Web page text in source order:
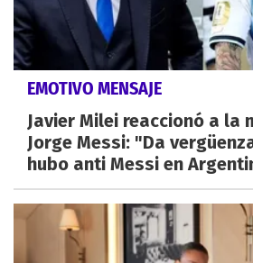
EMOTIVO MENSAJE
Javier Milei reaccionó a la
Jorge Messi: "Da
hubo anti Messi en